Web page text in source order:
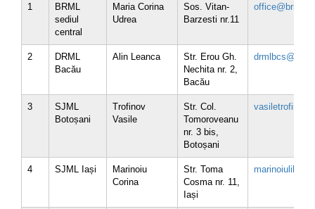
1
BRML
sediul
central
Maria Corina
Udrea
Sos. Vitan-
Barzesti nr.11
office@brml.ro
2
DRML
Bacău
Alin Leanca
Str. Erou Gh.
Nechita nr. 2,
Bacău
3
SJML
Botoșani
Trofinov
Vasile
Str. Col.
Tomoroveanu
nr. 3 bis,
Botoșani
4 SJML Iași
Marinoiu
Corina
Str. Toma
Cosma nr. 11,
Iași